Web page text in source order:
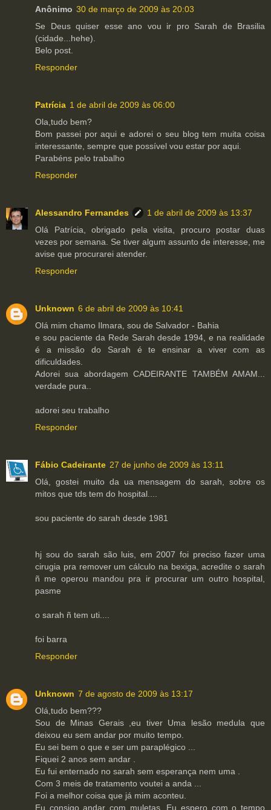
Anônimo 30 de março de 2009 às 20:03
Se Deus quiser esse ano vou ir pro Sarah de Brasilia
(cidade...hehe).
Belo post.
Responder
Patrícia 1 de abril de 2009 às 06:00
Ola,tudo bem?
Bom passei por aqui e adorei o seu blog tem muita coisa
interessante, sempre que possível vou estar por aqui.
Parabéns pelo trabalho
Responder
Alessandro Fernandes
1 de abril de 2009 às 13:37
Olá Patrícia, obrigado pela visita, procuro postar duas
vezes por semana. Se tiver algum assunto de interesse, me
avise que procurarei atender.
Responder
Unknown 6 de abril de 2009 às 10:41
Olá mim chamo Ilmara, sou de Salvador - Bahia
e sou paciente da Rede Sarah desde 1994, e na realidade
é a missão do Sarah é te ensinar a viver com as
dificuldades.
Adorei sua abordagem CADEIRANTE TAMBÉM AMAM...
verdade pura..
adorei seu trabalho
Responder
Fábio Cadeirante 27 de junho de 2009 às 13:11
Olá, gostei muito da ua mensagem do sarah, sobre os
mitos que tds tem do hospital....
sou paciente do sarah desde 1981
hj sou do sarah são luis, em 2007 foi preciso fazer uma
cirugia pra remover um cálculo na bexiga, acredite o sarah
ñ me operou mandou pra ir procurar um outro hospital,
pasme
o sarah ñ tem uti....
foi barra
Responder
Unknown 7 de agosto de 2009 às 13:17
Olá,tudo bem???
Sou de Minas Gerais ,eu tiver Uma lesão medula que
deixou eu sem andar por muito tempo.
Eu sei bem o que e ser um paraplégico ...
Fiquei 2 anos sem andar .
Eu fui enternado no sarah sem esperança nem uma .
Com 3 meis de tratamento voutei a anda ...
Foi a melhor coisa que já mim aconteu.
Eu consigo andar com muletas ,Eu espero com o tempo